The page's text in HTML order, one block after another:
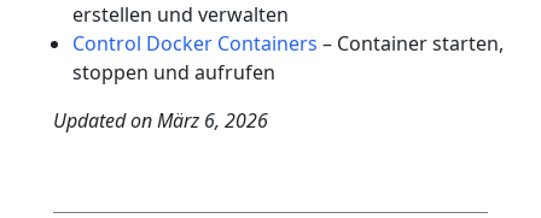
erstellen und verwalten
Control Docker Containers – Container starten,
stoppen und aufrufen
Updated onMärz 6, 2026